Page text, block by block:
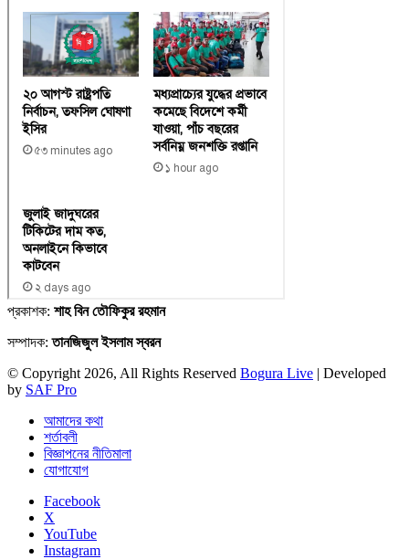
প্রকাশক: শাহ বিন তৌফিকুর রহমান
সম্পাদক:তানজিজুল ইসলাম স্বরন
© Copyright 2026, All Rights Reserved Bogura Live | Developed
by SAF Pro
আমাদের কথা
শর্তাবলী
বিজ্ঞাপনের নীতিমালা
যোগাযোগ
Facebook
X
YouTube
Instagram